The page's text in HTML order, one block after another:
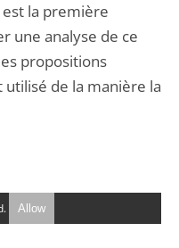
est la première
une analyse de ce
propositions
utilisé de la manière la
Allow